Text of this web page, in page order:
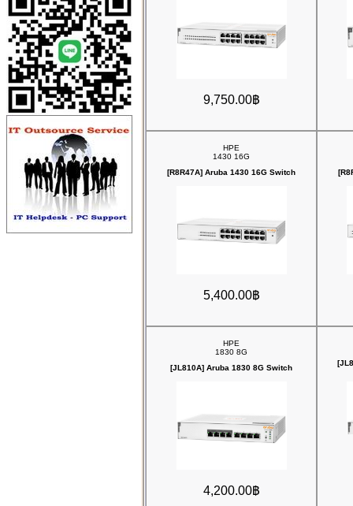
9,750.00฿
HPE
1430 16G
[R8R47A] Aruba 1430 16G Switch
5,400.00฿
HPE
1830 8G
[JL810A] Aruba 1830 8G Switch
4,200.00฿